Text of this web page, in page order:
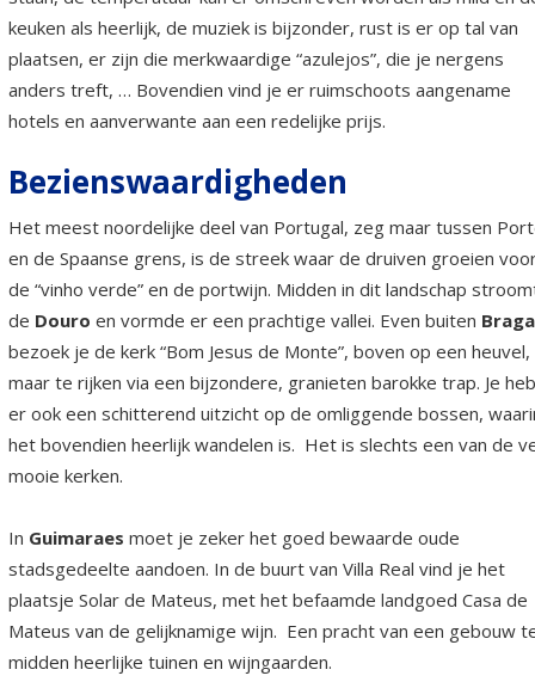
keuken als heerlijk, de muziek is bijzonder, rust is er op tal van
plaatsen, er zijn die merkwaardige “azulejos”, die je nergens
anders treft, … Bovendien vind je er ruimschoots aangename
hotels en aanverwante aan een redelijke prijs.
Bezienswaardigheden
Het meest noordelijke deel van Portugal, zeg maar tussen
en de Spaanse grens, is de streek waar de druiven groeien
de “vinho verde” en de portwijn. Midden in dit landschap
de Douro en vormde er een prachtige vallei. Even buiten Braga
bezoek je de kerk “Bom Jesus de Monte”, boven op een heuvel,
maar te rijken via een bijzondere, granieten barokke trap. Je
er ook een schitterend uitzicht op de omliggende bossen,
het bovendien heerlijk wandelen is. Het is slechts een van de
mooie kerken.
In Guimaraes moet je zeker het goed bewaarde oude
stadsgedeelte aandoen. In de buurt van Villa Real vind je het
plaatsje Solar de Mateus, met het befaamde landgoed Casa de
Mateus van de gelijknamige wijn. Een pracht van een gebouw
midden heerlijke tuinen en wijngaarden.